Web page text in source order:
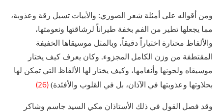
ومن أقواله على أمثلة شعر الصوري: والأبيات تسيل رقة وعذوبة،
مما يجعلها تطير من الفم بخفة طيراناً لرشاقتها ونعومتها،
والألفاظ مختارة اختياراً دقيقاً، وبالمثل موسيقاها الخفيفة
المقتطفة من وزن الكامل المجزوء. وكان يعرف كيف يختار
موسيقاه ولحونها وأنغامها، وكيف يختار لها الألفاظ التي تمكن لها
بحلاوتها وعذوبتها في الآذان، بل في القلوب والأفئدة) (26)
وقد فصل القول في ذلك الأستاذان مكي السيد جاسم وشاكر